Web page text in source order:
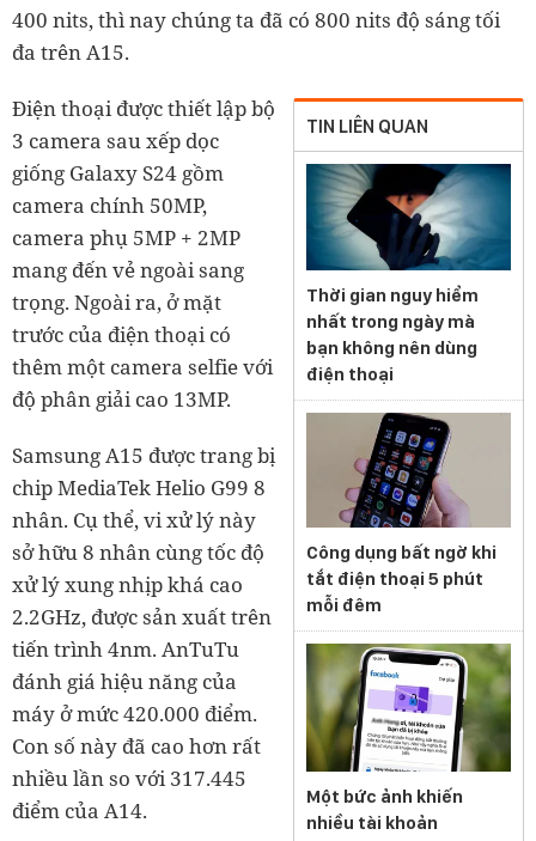
400 nits, thì nay chúng ta đã có 800 nits độ sáng tối
đa trên A15.
TIN LIÊN QUAN
Thời gian nguy hiểm
nhất trong ngày mà
bạn không nên dùng
điện thoại
Công dụng bất ngờ khi
tắt điện thoại 5 phút
mỗi đêm
Một bức ảnh khiến
nhiều tài khoản
Điện thoại được thiết lập bộ
3 camera sau xếp dọc
giống Galaxy S24 gồm
camera chính 50MP,
camera phụ 5MP + 2MP
mang đến vẻ ngoài sang
trọng. Ngoài ra, ở mặt
trước của điện thoại có
thêm một camera selfie với
độ phân giải cao 13MP.
Samsung A15 được trang bị
chip MediaTek Helio G99 8
nhân. Cụ thể, vi xử lý này
sở hữu 8 nhân cùng tốc độ
xử lý xung nhịp khá cao
2.2GHz, được sản xuất trên
tiến trình 4nm. AnTuTu
đánh giá hiệu năng của
máy ở mức 420.000 điểm.
Con số này đã cao hơn rất
nhiều lần so với 317.445
điểm của A14.